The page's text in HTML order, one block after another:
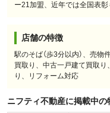
ー21加盟、近年では全国表彰
店舗の特徴
駅のそば（歩3分以内）、売
買取り、中古一戸建て買取
り、リフォーム対応
ニフティ不動産に掲載中の